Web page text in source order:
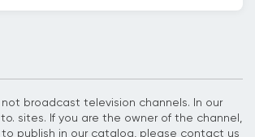
not broadcast television channels. In our
sites. If you are the owner of the channel,
publish in our catalog, please contact us